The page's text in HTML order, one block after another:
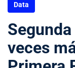
Data
veces